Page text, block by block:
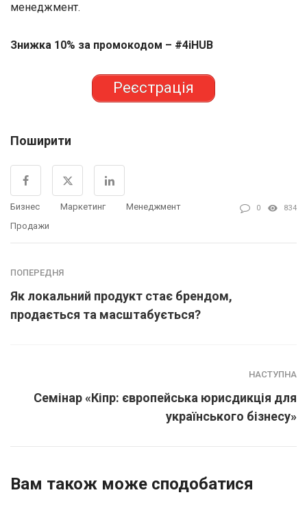
менеджмент.
Знижка 10% за промокодом – #4iHUB
Реєстрація
Поширити
Бизнес Маркетинг
Менеджмент
Продажи
0 834
ПОПЕРЕДНЯ
Як локальний продукт стає брендом,
продається та масштабується?
НАСТУПНА
Семінар «Кіпр: європейська юрисдикція для
українського бізнесу»
Вам також може сподобатися